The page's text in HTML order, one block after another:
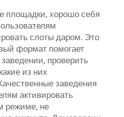
площадки, хорошо себя
слоты даром. Это
формат помогает
проверить
из них
заведения
активировать
режиме, не